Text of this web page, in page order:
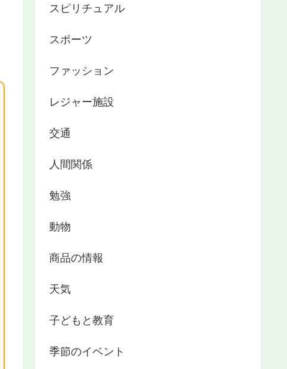
スピリチュアル
スポーツ
ファッション
レジャー施設
交通
人間関係
勉強
動物
商品の情報
天気
子どもと教育
季節のイベント